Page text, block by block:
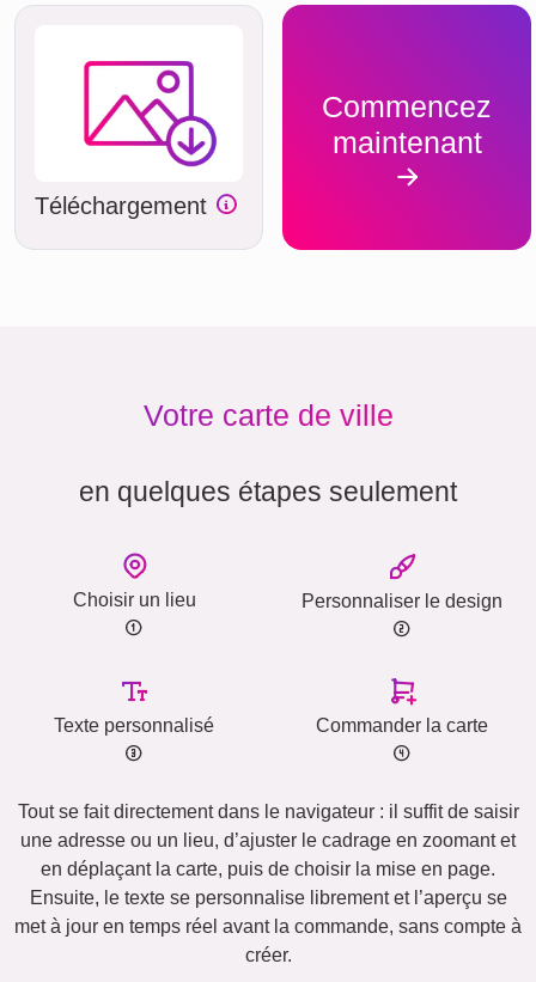
Téléchargement
Commencez
maintenant
Votre carte de ville
en quelques étapes seulement
Choisir un lieu Personnaliser le design
Texte personnalisé Commander la carte
Tout se fait directement dans le navigateur : il suffit de saisir
une adresse ou un lieu, d’ajuster le cadrage en zoomant et
en déplaçant la carte, puis de choisir la mise en page.
Ensuite, le texte se personnalise librement et l’aperçu se
met à jour en temps réel avant la commande, sans compte à
créer.